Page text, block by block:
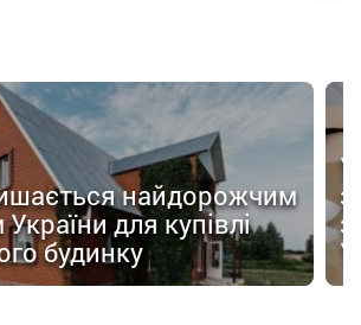
найдорожчим
для купівлі
будинку
У